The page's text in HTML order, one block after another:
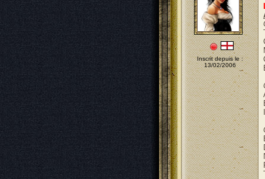
Inscrit depuis le :
13/02/2006